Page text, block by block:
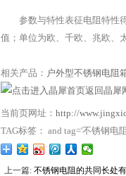
参数与特性表征电阻特性得
值；单位为欧、千欧、兆欧、
相关产品： 户外型不锈钢电阻
返回晶犀
当前页网址： http://
TAG标签： and tag='不锈钢电
上一篇: 不锈钢电阻的共同长处